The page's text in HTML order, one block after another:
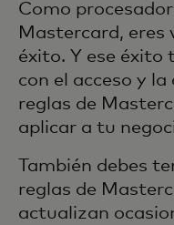
Como
Mastercard, eres
éxito. Y ese éxito
con el acceso y
reglas de
aplicar a tu
También debes
reglas de
actualizan